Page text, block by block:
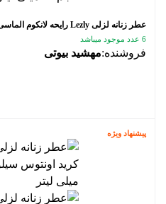
عطر زنانه لزلی Lezly رایحه لانکوم الماسی La Nuit Tresor حجم 25 میلی لیتر
6 عدد موجود میباشد
فروشنده:مهشید بیوتی
پیشنهاد ویژه